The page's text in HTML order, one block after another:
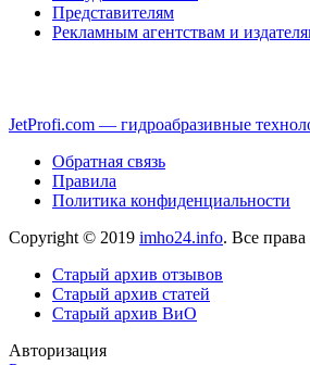
Представителям
Рекламным агентствам и
JetProfi.com — гидроабразивные
Обратная связь
Правила
Политика конфиденциальности
Copyright © 2019 imho24.info. Все
Старый архив отзывов
Старый архив статей
Старый архив ВиО
Авторизация